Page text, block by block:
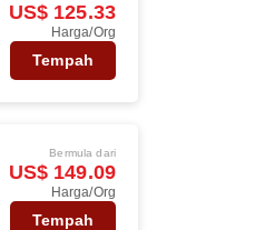
US$ 125.33
Harga/Org
Tempah
Bermula dari
US$ 149.09
Harga/Org
Tempah